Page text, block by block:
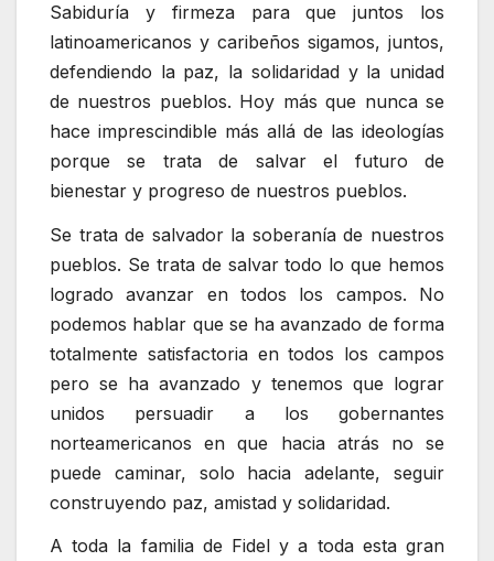
Sabiduría y firmeza para que juntos los
latinoamericanos y caribeños sigamos, juntos,
defendiendo la paz, la solidaridad y la unidad
de nuestros pueblos. Hoy más que nunca se
hace imprescindible más allá de las ideologías
porque se trata de salvar el futuro de
bienestar y progreso de nuestros pueblos.
Se trata de salvador la soberanía de nuestros
pueblos. Se trata de salvar todo lo que hemos
logrado avanzar en todos los campos. No
podemos hablar que se ha avanzado de forma
totalmente satisfactoria en todos los campos
pero se ha avanzado y tenemos que lograr
unidos persuadir a los gobernantes
norteamericanos en que hacia atrás no se
puede caminar, solo hacia adelante, seguir
construyendo paz, amistad y solidaridad.
A toda la familia de Fidel y a toda esta gran